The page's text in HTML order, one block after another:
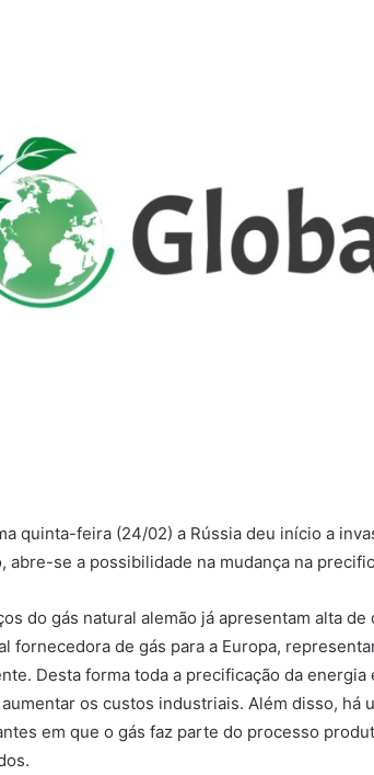
quinta-feira (24/02) a Rússia deu início a
abre-se a possibilidade na mudança na
do gás natural alemão já apresentam alta
fornecedora de gás para a Europa,
Desta forma toda a precificação da energia
os custos industriais. Além disso, há
em que o gás faz parte do processo